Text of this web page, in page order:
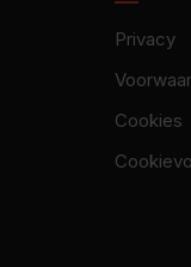
Privacy
Cookies